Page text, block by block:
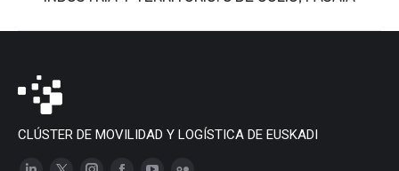
CLÚSTER DE MOVILIDAD Y LOGÍSTICA DE EUSKADI